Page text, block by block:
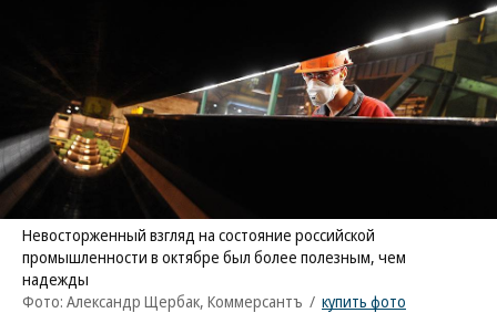
Невосторженный взгляд на состояние российской
промышленности в октябре был более полезным, чем
надежды
Фото: Александр Щербак, Коммерсантъ / купить фото